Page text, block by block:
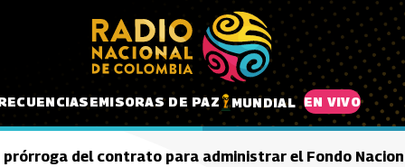
EMISORAS DE PAZ MUNDIAL EN VIVO
prórroga del contrato para administrar el Fondo